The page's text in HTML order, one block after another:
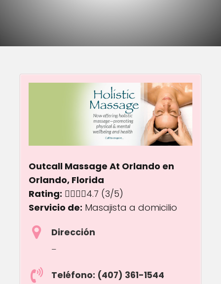
Outcall Massage At Orlando en
Orlando, Florida
Rating:
4.7 out of 5.0 stars
4.7 (3/5)
Servicio de: Masajista a domicilio
Dirección
–
Teléfono: (407) 361-1544